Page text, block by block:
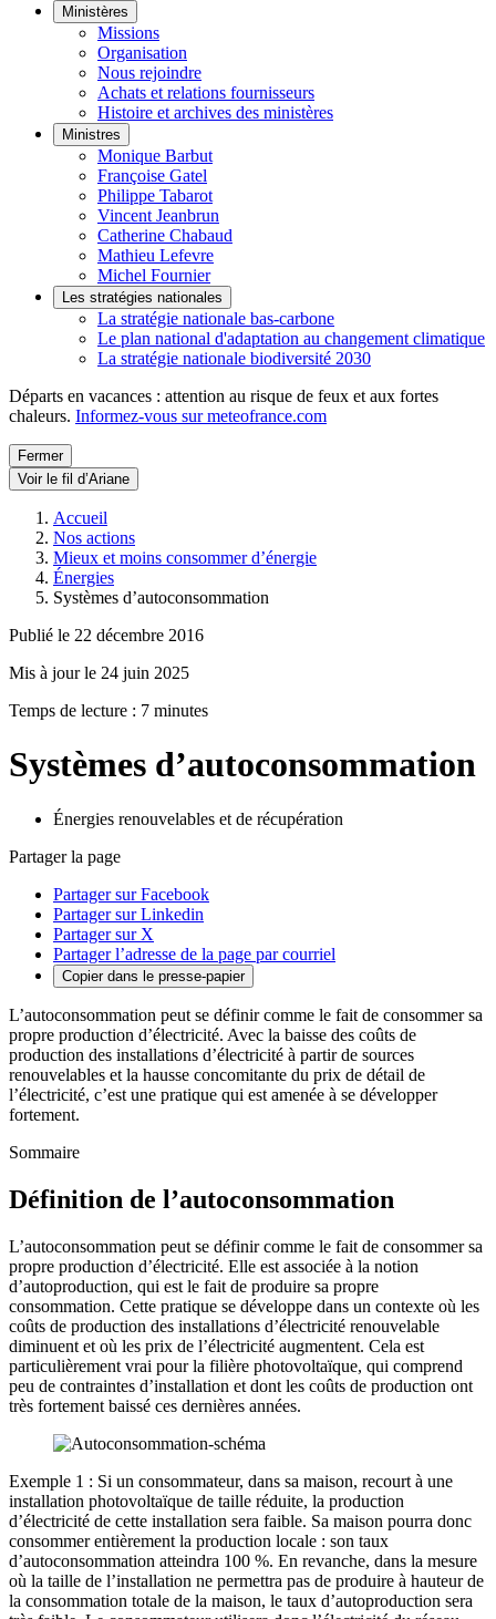
Ministères
Missions
Organisation
Nous rejoindre
Achats et relations fournisseurs
Histoire et archives des ministères
Ministres
Monique Barbut
Françoise Gatel
Philippe Tabarot
Vincent Jeanbrun
Catherine Chabaud
Mathieu Lefevre
Michel Fournier
Les stratégies nationales
La stratégie nationale bas-carbone
Le plan national d'adaptation au changement climatique
La stratégie nationale biodiversité 2030
Départs en vacances : attention au risque de feux et aux fortes
chaleurs. Informez-vous sur meteofrance.com
Fermer
Voir le fil d’Ariane
Accueil
Nos actions
Mieux et moins consommer d’énergie
Énergies
Systèmes d’autoconsommation
Publié le 22 décembre 2016
Mis à jour le 24 juin 2025
Temps de lecture : 7 minutes
Systèmes d’autoconsommation
Énergies renouvelables et de récupération
Partager la page
Partager sur Facebook
Partager sur Linkedin
Partager sur X
Partager l’adresse de la page par courriel
Copier dans le presse-papier
L’autoconsommation peut se définir comme le fait de consommer sa
propre production d’électricité. Avec la baisse des coûts de
production des installations d’électricité à partir de sources
renouvelables et la hausse concomitante du prix de détail de
l’électricité, c’est une pratique qui est amenée à se développer
fortement.
Sommaire
Définition de l’autoconsommation
L’autoconsommation peut se définir comme le fait de consommer sa
propre production d’électricité. Elle est associée à la notion
d’autoproduction, qui est le fait de produire sa propre
consommation. Cette pratique se développe dans un contexte où les
coûts de production des installations d’électricité renouvelable
diminuent et où les prix de l’électricité augmentent. Cela est
particulièrement vrai pour la filière photovoltaïque, qui comprend
peu de contraintes d’installation et dont les coûts de production ont
très fortement baissé ces dernières années.
Exemple 1 : Si un consommateur, dans sa maison, recourt à une
installation photovoltaïque de taille réduite, la production
d’électricité de cette installation sera faible. Sa maison pourra donc
consommer entièrement la production locale : son taux
d’autoconsommation atteindra 100 %. En revanche, dans la mesure
où la taille de l’installation ne permettra pas de produire à hauteur de
la consommation totale de la maison, le taux d’autoproduction sera